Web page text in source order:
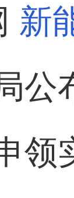
新
公
领